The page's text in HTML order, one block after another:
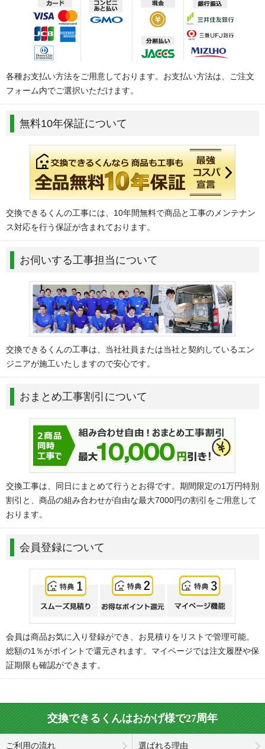
各種お支払い方法をご用意しております。お支払い方法は、ご注文
フォーム内でご選択いただけます。
無料10年保証について
交換できるくんの工事には、10年間無料で商品と工事のメンテナン
ス対応を行う保証が含まれております。
お伺いする工事担当について
交換できるくんの工事は、当社社員または当社と契約しているエン
ジニアが施工いたしますので安心です。
おまとめ工事割引について
交換工事は、同日にまとめて行うとお得です。期間限定の1万円特別
割引と、商品の組み合わせが自由な最大7000円の割引をご用意して
おります。
会員登録について
会員は商品お気に入り登録ができ、お見積りをリストで管理可能。
総額の1％がポイントで還元されます。マイページでは注文履歴や保
証期限も確認ができます。
交換できるくんはおかげ様で27周年
ご利用の流れ 選ばれる理由